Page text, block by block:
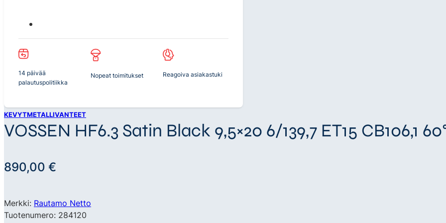
14 päivää
palautuspolitiikka
Nopeat toimitukset Reagoiva asiakastuki
KEVYTMETALLIVANTEET
VOSSEN HF6.3 Satin Black 9,5×20 6/139,7 ET15 CB106,1
890,00 €
Merkki: Rautamo Netto
Tuotenumero: 284120